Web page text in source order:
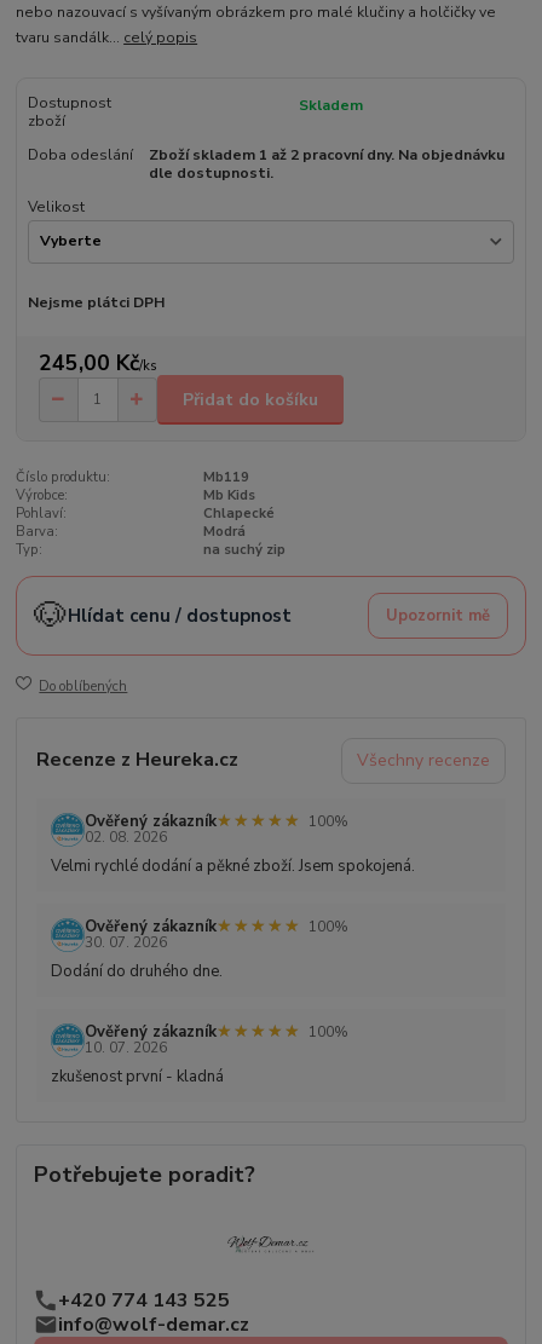
nebo nazouvací s vyšívaným obrázkem pro malé klučiny a holčičky ve
tvaru sandálk... celý popis
Dostupnost
zboží
Skladem
Doba odeslání
Zboží skladem 1 až 2 pracovní dny. Na objednávku
dle dostupnosti.
Velikost
Nejsme plátci DPH
245,00 Kč/ks
Přidat do košíku
Číslo produktu:
Mb119
Výrobce:
Mb Kids
Pohlaví:
Chlapecké
Barva:
Modrá
Typ:
na suchý zip
🐶Hlídat cenu / dostupnost Upozornit mě
Do oblíbených
Recenze z Heureka.cz Všechny recenze
Ověřený zákazník★★★★★
★★★★★
100%
02. 08. 2026
Velmi rychlé dodání a pěkné zboží. Jsem spokojená.
Ověřený zákazník★★★★★
★★★★★
100%
30. 07. 2026
Dodání do druhého dne.
Ověřený zákazník★★★★★
★★★★★
100%
10. 07. 2026
zkušenost první - kladná
Potřebujete poradit?
+420 774 143 525
info@wolf-demar.cz